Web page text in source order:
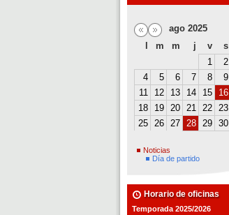
ago 2025
m m j v s
1
2
4
5 6 7 8 9
11
12 13 14 15 16
18
19 20 21 22 23
25 26 27 28 29 30
Noticias
Día de partido
Horario de oficinas
Temporada 2025/2026